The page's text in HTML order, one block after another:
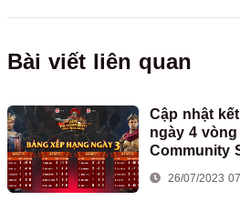
Bài viết liên quan
Cập nhật
ngày 4
Community
2
26/07/2023